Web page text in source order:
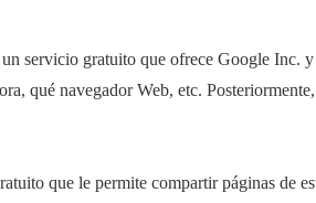
servicio gratuito que ofrece Google Inc. y
qué navegador Web, etc.
que le permite compartir páginas de